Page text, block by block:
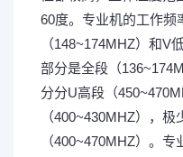
60度。专业机的工作频
（148~174MHZ）和V
部分是全段（
分分U高段（
（400~430MHZ），
（400~470MHZ）。